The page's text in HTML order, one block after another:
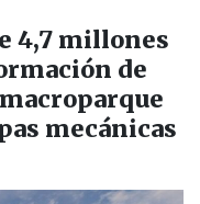
4,7 millones
de
mecánicas